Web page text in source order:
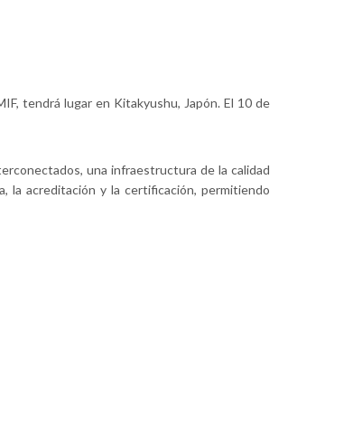
tendrá lugar en Kitakyushu, Japón. El 10 de
una infraestructura de la calidad
la acreditación y la certificación, permitiendo